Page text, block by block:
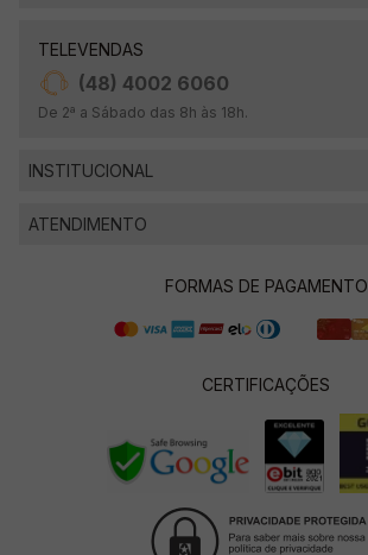
TELEVENDAS
(48) 4002 6060
De 2ª a Sábado das 8h às 18h.
INSTITUCIONAL
ATENDIMENTO
FORMAS DE PAGAMENTO
CERTIFICAÇÕES